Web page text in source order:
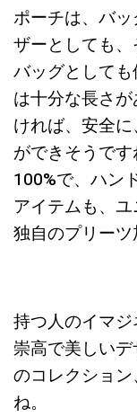
ポーチは、バ
ザーとしても
バッグとして
は十分な長さ
ければ、安全
ができそうで
100%で、ハン
アイテムも、
独自のプリーツ
持つ人のイマ
崇高で美しい
のコレクショ
ね。